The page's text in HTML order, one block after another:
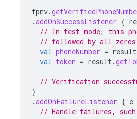
fpnv.
.addOnSuccessListener {
// In test mode, this
// followed by all
val phoneNumber = result
val token = result.
// Verification
}
.addOnFailureListener { e
// Handle failures,